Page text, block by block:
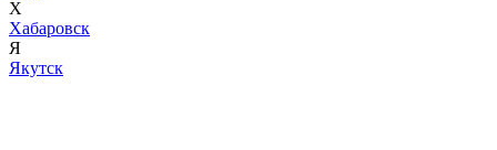
Х
Хабаровск
Я
Якутск